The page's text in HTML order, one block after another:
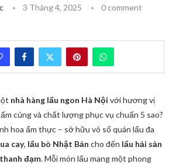
3 Tháng 4, 2025 0 comment
nhà hàng lẩu ngon Hà Nội với hương vị
cúng và chất lượng phục vụ chuẩn 5 sao?
hoa ẩm thực – sở hữu vô số quán lẩu đa
cay, lẩu bò Nhật Bản cho đến lẩu hải sản
đạm. Mỗi món lẩu mang một phong